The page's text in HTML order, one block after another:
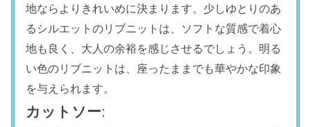
地ならよりきれいめに決まります。少しゆとりのあ
るシルエットのリブニットは、ソフトな質感で着心
地も良く、大人の余裕を感じさせるでしょう。明る
い色のリブニットは、座ったままでも華やかな印象
を与えられます。
カットソー: